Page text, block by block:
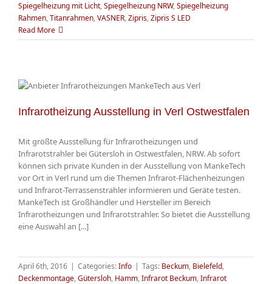
Spiegelheizung mit Licht,Spiegelheizung NRW,Spiegelheizung
Rahmen,Titanrahmen,VASNER,Zipris,Zipris S LED
Read More
Infrarotheizung Ausstellung in Verl Ostwestfalen
Mit größte Ausstellung für Infrarotheizungen und
Infrarotstrahler bei Gütersloh in Ostwestfalen, NRW. Ab sofort
können sich private Kunden in der Ausstellung von MankeTech
vor Ort in Verl rund um die Themen Infrarot-Flächenheizungen
und Infrarot-Terrassenstrahler informieren und Geräte testen.
MankeTech ist Großhändler und Hersteller im Bereich
Infrarotheizungen und Infrarotstrahler. So bietet die Ausstellung
eine Auswahl an [...]
April 6th, 2016 | Categories:Info | Tags: Beckum, Bielefeld,
Deckenmontage,Gütersloh, Hamm,Infrarot Beckum,Infrarot